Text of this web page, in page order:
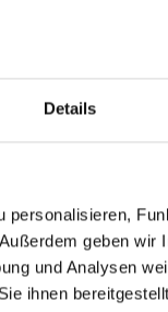
Details
geben wir
und Analysen
ihnen